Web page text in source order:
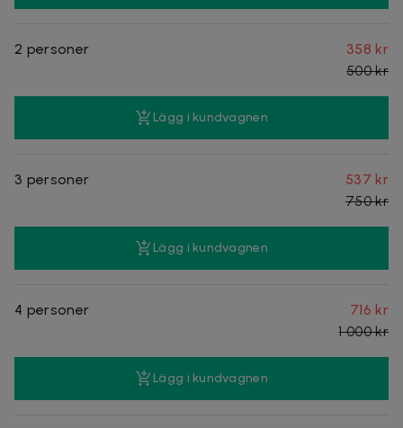
2 personer
358 kr
500 kr
Lägg i kundvagnen
3 personer
537 kr
750 kr
Lägg i kundvagnen
4 personer
716 kr
1 000 kr
Lägg i kundvagnen